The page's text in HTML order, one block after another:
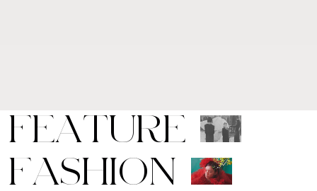
FEATURE
FASHION